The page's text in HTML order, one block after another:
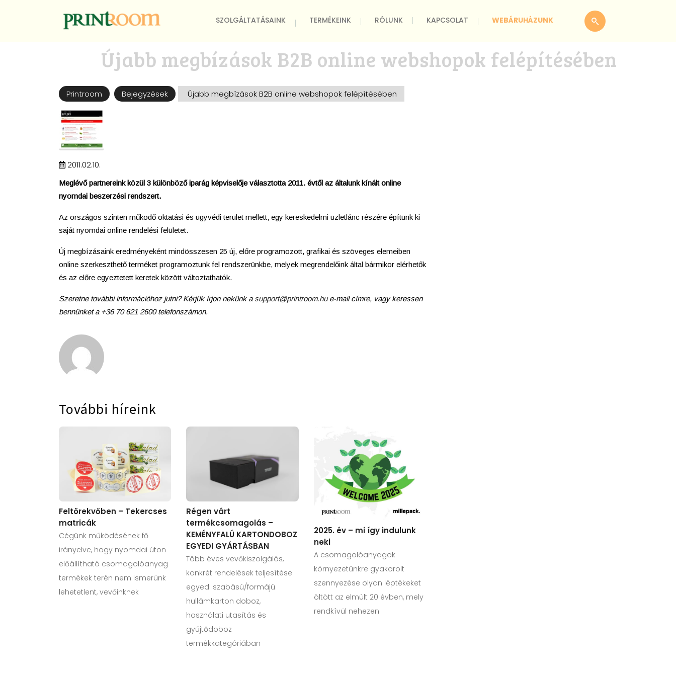
SZOLGÁLTATÁSAINK TERMÉKEINK RÓLUNK KAPCSOLAT WEBÁRUHÁZUNK
Újabb megbízások B2B online webshopok felépítésében
Printroom Bejegyzések Újabb megbízások B2B online webshopok felépítésében
2011.02.10.
Meglévő partnereink közül 3 különböző iparág képviselője választotta 2011. évtől az általunk kínált online
nyomdai beszerzési rendszert.
Az országos szinten működő oktatási és ügyvédi terület mellett, egy kereskedelmi üzletlánc részére építünk ki
saját nyomdai online rendelési felületet.
Új megbízásaink eredményeként mindösszesen 25 új, előre programozott, grafikai és szöveges elemeiben
online szerkeszthető terméket programoztunk fel rendszerünkbe, melyek megrendelőink által bármikor elérhetők
és az előre egyeztetett keretek között változtathatók.
Szeretne további információhoz jutni? Kérjük írjon nekünk a support@printroom.hu e-mail címre, vagy keressen
bennünket a +36 70 621 2600 telefonszámon.
További híreink
Feltörekvőben – Tekercses
matricák
Cégünk működésének fő
irányelve, hogy nyomdai úton
előállítható csomagolóanyag
termékek terén nem ismerünk
lehetetlent, vevőinknek
Régen várt
termékcsomagolás –
KEMÉNYFALÚ KARTONDOBOZ
EGYEDI GYÁRTÁSBAN
Több éves vevőkiszolgálás,
konkrét rendelések teljesítése
egyedi szabású/formájú
hullámkarton doboz,
használati utasítás és
gyűjtődoboz
termékkategóriában
2025. év – mi így indulunk
neki
A csomagolóanyagok
környezetünkre gyakorolt
szennyezése olyan léptékeket
öltött az elmúlt 20 évben, mely
rendkívül nehezen